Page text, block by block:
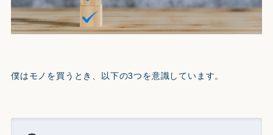
僕はモノを買うとき、以下の3つを意識しています。